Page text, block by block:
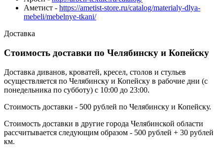
Аметист - https://ametist-store.ru/catalog/materialy-dlya-
mebeli/mebelnye-tkani/
Доставка
Стоимость доставки по Челябинску и Копейску
Доставка диванов, кроватей, кресел, столов и стульев
осуществляется по Челябинску и Копейску в рабочие дни (с
понедельника по субботу) с 10:00 до 23:00.
Стоимость доставки - 500 рублей по Челябинску и Копейску.
Стоимость доставки в другие города Челябинской области
рассчитывается следующим образом - 500 рублей + 30 рублей
км.